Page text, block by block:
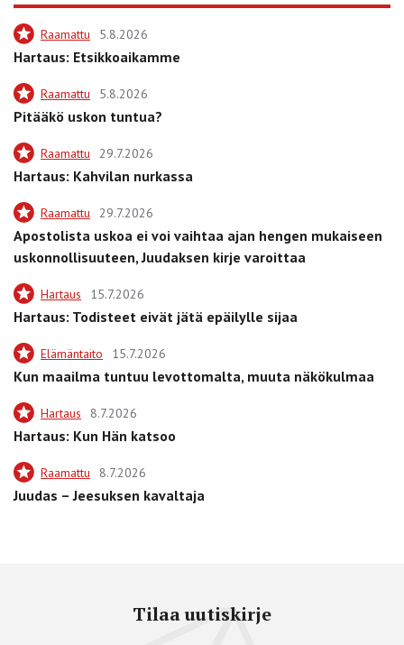
Raamattu 5.8.2026
Hartaus: Etsikkoaikamme
Raamattu 5.8.2026
Pitääkö uskon tuntua?
Raamattu 29.7.2026
Hartaus: Kahvilan nurkassa
Raamattu 29.7.2026
Apostolista uskoa ei voi vaihtaa ajan hengen mukaiseen
uskonnollisuuteen, Juudaksen kirje varoittaa
Hartaus 15.7.2026
Hartaus: Todisteet eivät jätä epäilylle sijaa
Elämäntaito 15.7.2026
Kun maailma tuntuu levottomalta, muuta näkökulmaa
Hartaus 8.7.2026
Hartaus: Kun Hän katsoo
Raamattu 8.7.2026
Juudas – Jeesuksen kavaltaja
Tilaa uutiskirje